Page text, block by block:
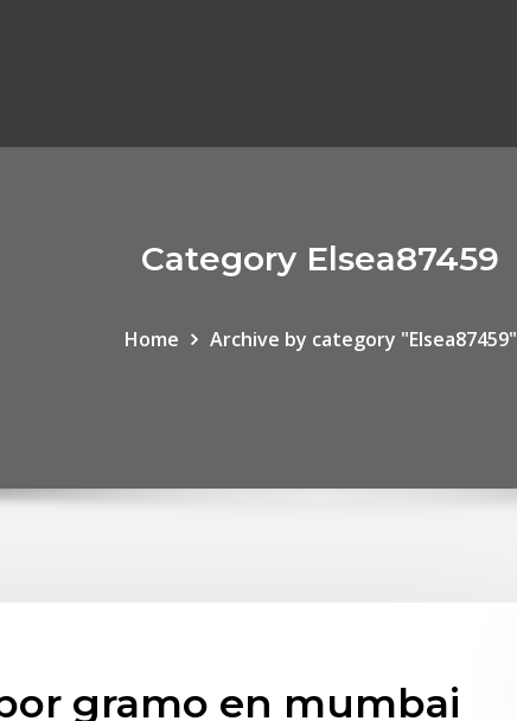
Category Elsea87459
Home Archive by category "Elsea87459"
gramo en mumbai